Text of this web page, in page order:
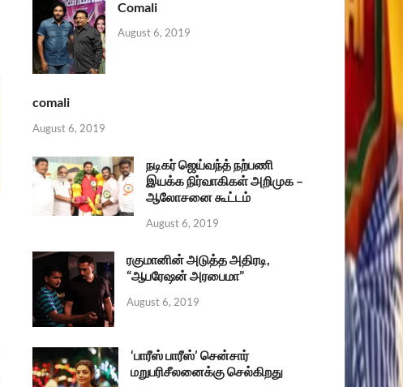
Comali
August 6, 2019
comali
August 6, 2019
நடிகர் ஜெய்வந்த் நற்பணி
இயக்க நிர்வாகிகள் அறிமுக –
ஆலோசனை கூட்டம்
August 6, 2019
ரகுமானின் அடுத்த அதிரடி,
“ஆபரேஷன் அரபைமா”
August 6, 2019
‘பாரீஸ் பாரீஸ்’ சென்சார்
மறுபரிசீலனைக்கு செல்கிறது